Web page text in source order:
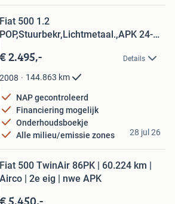
Fiat 500 1.2
POP,Stuurbekr,Lichtmetaal.,APK 24-
€ 2.495,- Details
2008 144.863 km
NAP gecontroleerd
Financiering mogelijk
Onderhoudsboekje
Alle milieu/emissie zones
28 jul 26
Fiat 500 TwinAir 86PK | 60.224 km |
Airco | 2e eig | nwe APK